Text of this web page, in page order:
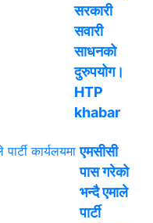
सरकारी
सवारी
साधनको
दुरुपयोग।
HTP
khabar
एमसीसी
पास गरेको
भन्दै एमाले
पार्टी